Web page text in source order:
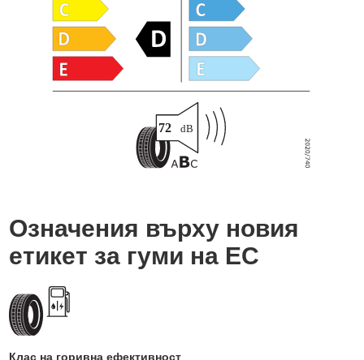
Означения върху новия
етикет за гуми на ЕС
Клас на горивна ефективност